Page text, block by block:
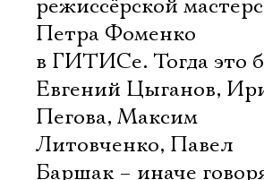
режиссёрской
Петра Фоменко
в ГИТИСе. Тогда это
Евгений Цыганов,
Пегова, Максим
Литовченко, Павел
Баршак – иначе